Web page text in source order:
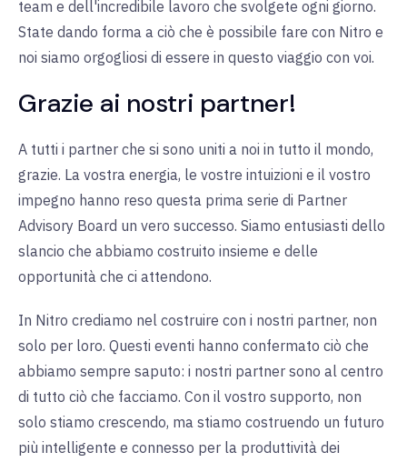
team e dell'incredibile lavoro che svolgete ogni giorno.
State dando forma a ciò che è possibile fare con Nitro e
noi siamo orgogliosi di essere in questo viaggio con voi.
Grazie ai nostri partner!
A tutti i partner che si sono uniti a noi in tutto il mondo,
grazie. La vostra energia, le vostre intuizioni e il vostro
impegno hanno reso questa prima serie di Partner
Advisory Board un vero successo. Siamo entusiasti dello
slancio che abbiamo costruito insieme e delle
opportunità che ci attendono.
In Nitro crediamo nel costruire con i nostri partner, non
solo per loro. Questi eventi hanno confermato ciò che
abbiamo sempre saputo: i nostri partner sono al centro
di tutto ciò che facciamo. Con il vostro supporto, non
solo stiamo crescendo, ma stiamo costruendo un futuro
più intelligente e connesso per la produttività dei